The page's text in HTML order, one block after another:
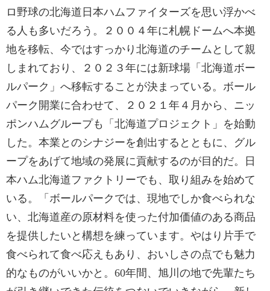
ロ野球の北海道日本ハムファイターズを思い浮かべ
る人も多いだろう。２００４年に札幌ドームへ本拠
地を移転、今ではすっかり北海道のチームとして親
しまれており、２０２３年には新球場「北海道ボー
ルパーク」へ移転することが決まっている。ボール
パーク開業に合わせて、２０２１年４月から、ニッ
ポンハムグループも「北海道プロジェクト」を始動
した。本業とのシナジーを創出するとともに、グル
ープをあげて地域の発展に貢献するのが目的だ。日
本ハム北海道ファクトリーでも、取り組みを始めて
いる。「ボールパークでは、現地でしか食べられな
い、北海道産の原材料を使った付加価値のある商品
を提供したいと構想を練っています。やはり片手で
食べられて食べ応えもあり、おいしさの点でも魅力
的なものがいいかと。60年間、旭川の地で先輩たち